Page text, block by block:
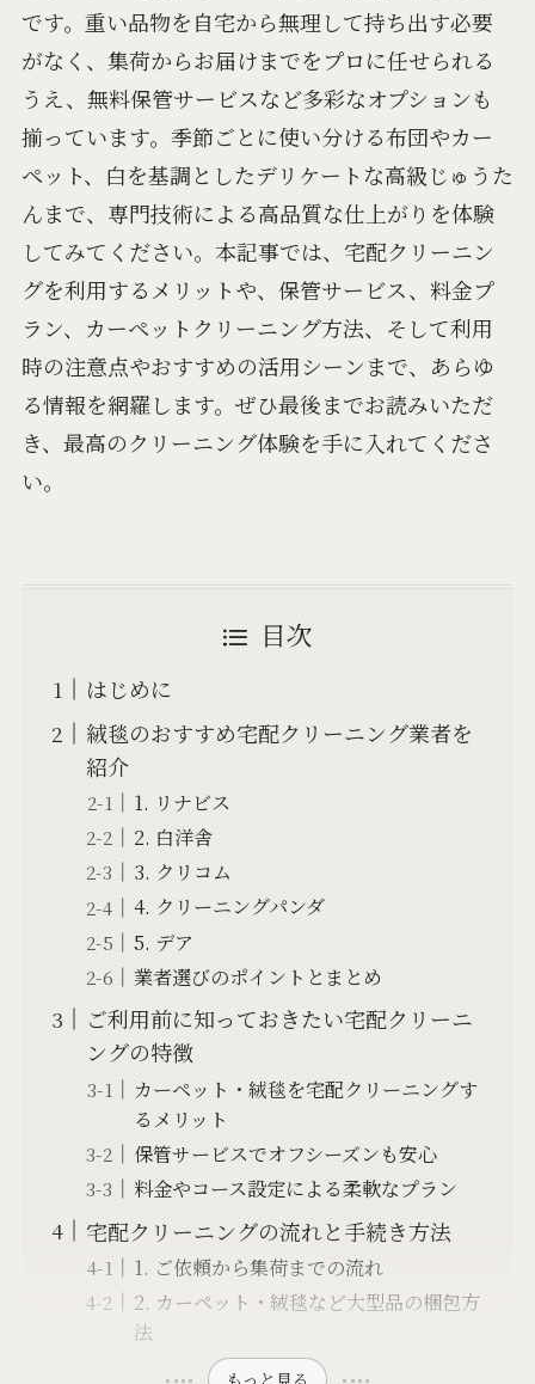
です。重い品物を自宅から無理して持ち出す必要
がなく、集荷からお届けまでをプロに任せられる
うえ、無料保管サービスなど多彩なオプションも
揃っています。季節ごとに使い分ける布団やカー
ペット、白を基調としたデリケートな高級じゅうた
んまで、専門技術による高品質な仕上がりを体験
してみてください。本記事では、宅配クリーニン
グを利用するメリットや、保管サービス、料金プ
ラン、カーペットクリーニング方法、そして利用
時の注意点やおすすめの活用シーンまで、あらゆ
る情報を網羅します。ぜひ最後までお読みいただ
き、最高のクリーニング体験を手に入れてくださ
い。
目次
はじめに
絨毯のおすすめ宅配クリーニング業者を
紹介
1. リナビス
2. 白洋舎
3. クリコム
4. クリーニングパンダ
5. デア
業者選びのポイントとまとめ
ご利用前に知っておきたい宅配クリーニ
ングの特徴
カーペット・絨毯を宅配クリーニングす
るメリット
保管サービスでオフシーズンも安心
料金やコース設定による柔軟なプラン
宅配クリーニングの流れと手続き方法
1. ご依頼から集荷までの流れ
2. カーペット・絨毯など大型品の梱包方
法